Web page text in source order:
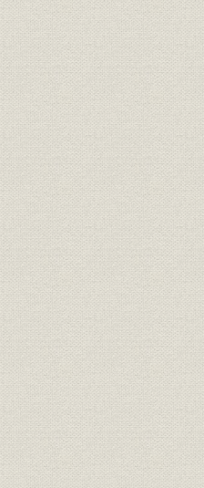
常雄
新田重雄
てニューギニアへ 原寿恵治
翼をになって 門脇貞雄
豊島清松
オ 花田四郎
発隊日誌 細越健
紫武雄
山岸貞雄
熊沢善夫